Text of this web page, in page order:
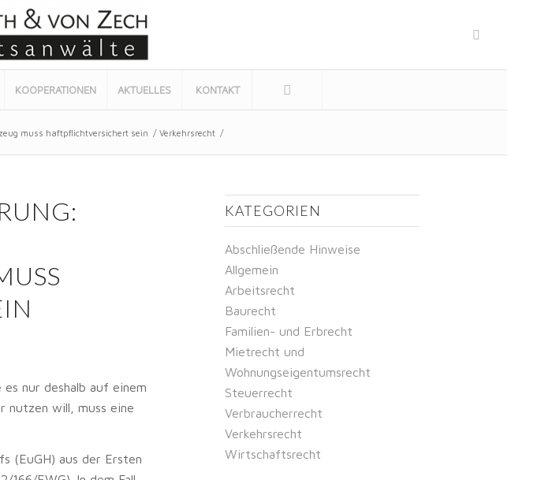
KOOPERATIONEN AKTUELLES KONTAKT
muss haftpflichtversichert sein / Verkehrsrecht /
nur deshalb auf einem
nutzen will, muss eine
(EuGH) aus der Ersten
KATEGORIEN
Abschließende Hinweise
Allgemein
Arbeitsrecht
Baurecht
Familien- und Erbrecht
Mietrecht und
Wohnungseigentumsrecht
Steuerrecht
Verbraucherrecht
Verkehrsrecht
Wirtschaftsrecht